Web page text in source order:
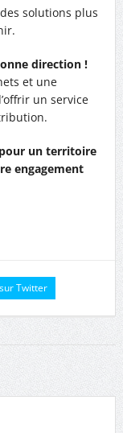
solutions plus
direction !
et une
un service
un territoire
engagement
Twitter